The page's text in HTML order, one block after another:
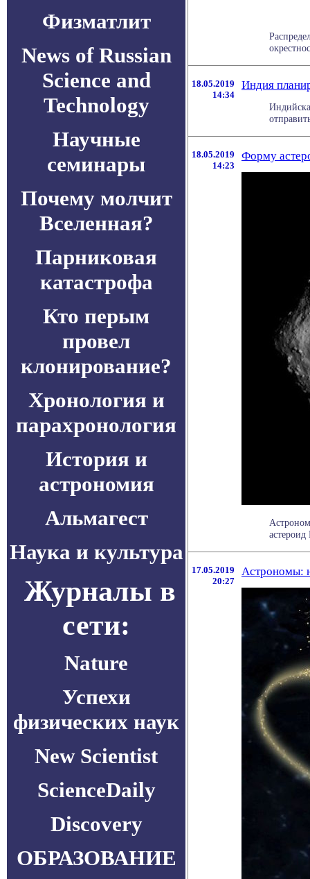
Физматлит
News of Russian
Science and
Technology
Научные
семинары
Почему молчит
Вселенная?
Парниковая
катастрофа
Кто перым
провел
клонирование?
Хронология и
парахронология
История и
астрономия
Альмагест
Наука и культура
Журналы в
сети:
Nature
Успехи
физических наук
New Scientist
ScienceDaily
Discovery
ОБРАЗОВАНИЕ
18.05.2019
14:34
Индия
18.05.2019
14:23
Форму
17.05.2019
20:27
Астрономы: